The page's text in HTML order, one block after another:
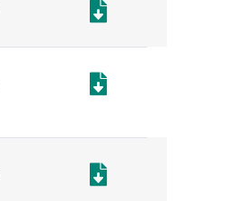
Documento:
Documento: Plan Anual
Documento: Plan Anual